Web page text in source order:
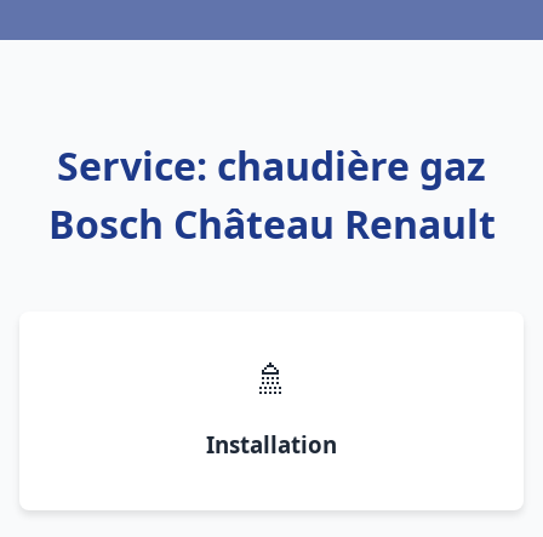
Service: chaudière gaz
Bosch Château Renault
🚿
Installation